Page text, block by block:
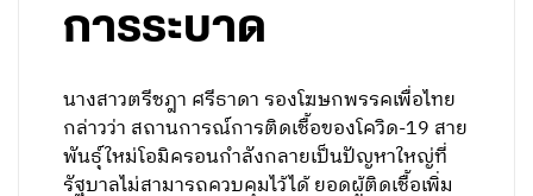
การระบาด
นางสาวตรีชฎา ศรีธาดา รองโฆษกพรรคเพื่อไทย
กล่าวว่า สถานการณ์การติดเชื้อของโควิด-19 สาย
พันธุ์ใหม่โอมิครอนกำลังกลายเป็นปัญหาใหญ่ที่
รัฐบาลไม่สามารถควบคุมไว้ได้ ยอดผู้ติดเชื้อเพิ่ม